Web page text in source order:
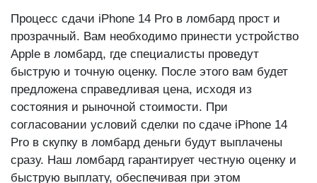
Процесс сдачи iPhone 14 Pro в ломбард прост и
прозрачный. Вам необходимо принести устройство
Apple в ломбард, где специалисты проведут
быструю и точную оценку. После этого вам будет
предложена справедливая цена, исходя из
состояния и рыночной стоимости. При
согласовании условий сделки по сдаче iPhone 14
Pro в скупку в ломбард деньги будут выплачены
сразу. Наш ломбард гарантирует честную оценку и